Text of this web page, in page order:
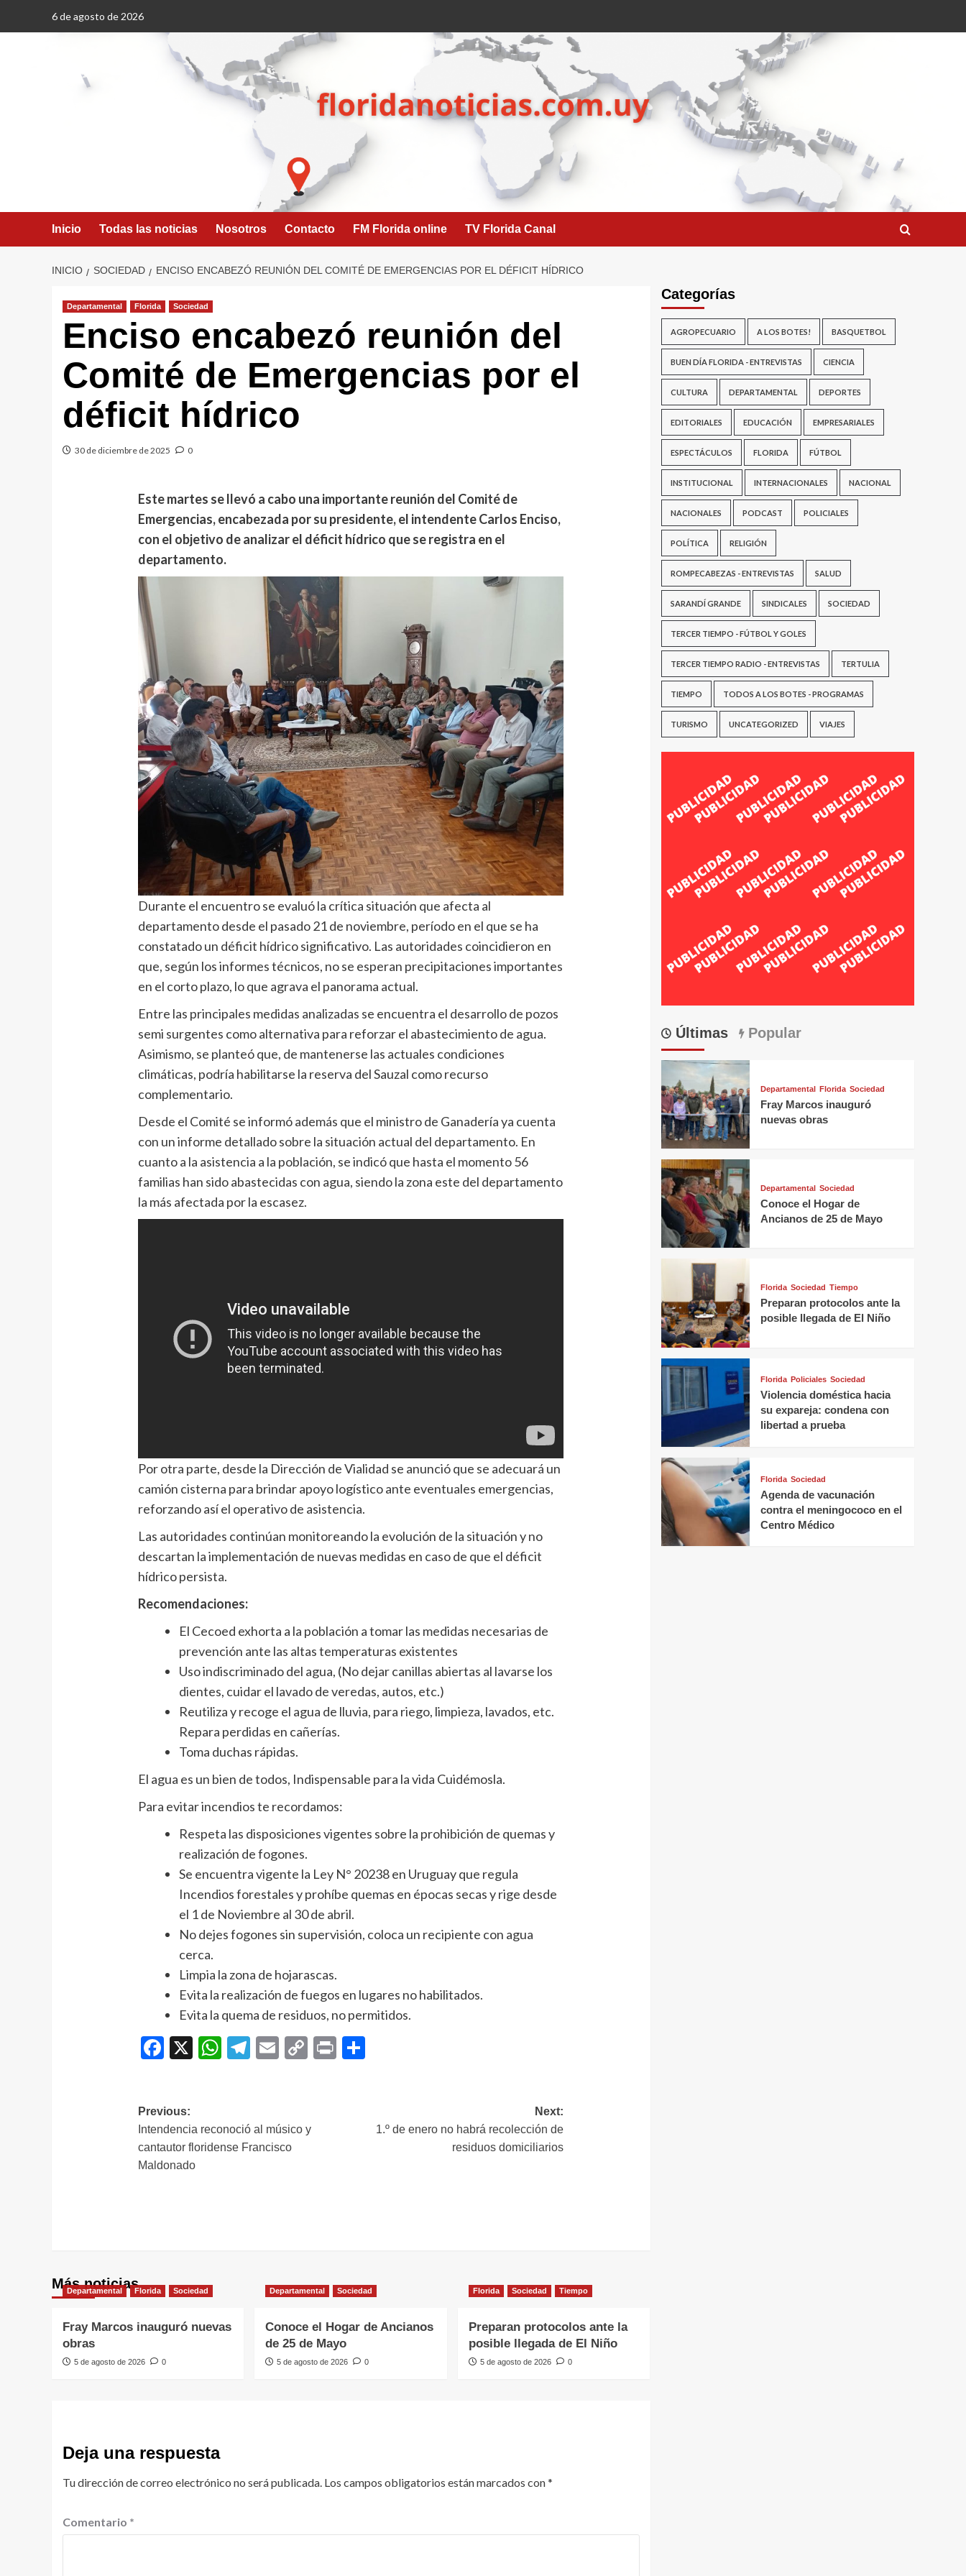
6 de agosto de 2026
Inicio Todas las noticias Nosotros Contacto FM Florida online TV Florida Canal
INICIO SOCIEDAD ENCISO ENCABEZÓ REUNIÓN DEL COMITÉ DE EMERGENCIAS POR EL DÉFICIT HÍDRICO
Departamental Florida Sociedad
Enciso encabezó reunión del
Comité de Emergencias por el
déficit hídrico
30 de diciembre de 2025 0
Este martes se llevó a cabo una importante reunión del Comité de
Emergencias, encabezada por su presidente, el intendente Carlos Enciso,
con el objetivo de analizar el déficit hídrico que se registra en el
departamento.
Durante el encuentro se evaluó la crítica situación que afecta al
departamento desde el pasado 21 de noviembre, período en el que se ha
constatado un déficit hídrico significativo. Las autoridades coincidieron en
que, según los informes técnicos, no se esperan precipitaciones importantes
en el corto plazo, lo que agrava el panorama actual.
Entre las principales medidas analizadas se encuentra el desarrollo de pozos
semi surgentes como alternativa para reforzar el abastecimiento de agua.
Asimismo, se planteó que, de mantenerse las actuales condiciones
climáticas, podría habilitarse la reserva del Sauzal como recurso
complementario.
Desde el Comité se informó además que el ministro de Ganadería ya cuenta
con un informe detallado sobre la situación actual del departamento. En
cuanto a la asistencia a la población, se indicó que hasta el momento 56
familias han sido abastecidas con agua, siendo la zona este del departamento
la más afectada por la escasez.
Por otra parte, desde la Dirección de Vialidad se anunció que se adecuará un
camión cisterna para brindar apoyo logístico ante eventuales emergencias,
reforzando así el operativo de asistencia.
Las autoridades continúan monitoreando la evolución de la situación y no
descartan la implementación de nuevas medidas en caso de que el déficit
hídrico persista.
Recomendaciones:
El Cecoed exhorta a la población a tomar las medidas necesarias de
prevención ante las altas temperaturas existentes
Uso indiscriminado del agua, (No dejar canillas abiertas al lavarse los
dientes, cuidar el lavado de veredas, autos, etc.)
Reutiliza y recoge el agua de lluvia, para riego, limpieza, lavados, etc.
Repara perdidas en cañerías.
Toma duchas rápidas.
El agua es un bien de todos, Indispensable para la vida Cuidémosla.
Para evitar incendios te recordamos:
Respeta las disposiciones vigentes sobre la prohibición de quemas y
realización de fogones.
Se encuentra vigente la Ley N° 20238 en Uruguay que regula
Incendios forestales y prohíbe quemas en épocas secas y rige desde
el 1 de Noviembre al 30 de abril.
No dejes fogones sin supervisión, coloca un recipiente con agua
cerca.
Limpia la zona de hojarascas.
Evita la realización de fuegos en lugares no habilitados.
Evita la quema de residuos, no permitidos.
Facebook
X WhatsApp
Telegram
EmailCopyPrint
Navegación
de
entradas
Previous:
Intendencia reconoció al músico y
cantautor floridense Francisco
Maldonado
Next:
1.º de enero no habrá recolección de
residuos domiciliarios
Más noticias
Departamental Florida Sociedad
Fray Marcos inauguró nuevas
obras
5 de agosto de 2026 0
Departamental Sociedad
Conoce el Hogar de Ancianos
de 25 de Mayo
5 de agosto de 2026 0
Florida Sociedad Tiempo
Preparan protocolos ante la
posible llegada de El Niño
5 de agosto de 2026 0
Deja una respuesta
Tu dirección de correo electrónico no será publicada. Los campos obligatorios están marcados con*
Comentario *
Categorías
AGROPECUARIO A LOS BOTES! BASQUETBOL
BUEN DÍA FLORIDA - ENTREVISTAS CIENCIA
CULTURA DEPARTAMENTAL DEPORTES
EDITORIALES EDUCACIÓN EMPRESARIALES
ESPECTÁCULOS FLORIDA FÚTBOL
INSTITUCIONAL INTERNACIONALES NACIONAL
NACIONALES PODCAST POLICIALES
POLÍTICA RELIGIÓN
ROMPECABEZAS - ENTREVISTAS SALUD
SARANDÍ GRANDE SINDICALES SOCIEDAD
TERCER TIEMPO - FÚTBOL Y GOLES
TERCER TIEMPO RADIO - ENTREVISTAS TERTULIA
TIEMPO TODOS A LOS BOTES - PROGRAMAS
TURISMO UNCATEGORIZED VIAJES
Últimas Popular
Departamental Florida Sociedad
Fray Marcos inauguró
nuevas obras
Departamental Sociedad
Conoce el Hogar de
Ancianos de 25 de Mayo
Florida Sociedad Tiempo
Preparan protocolos ante la
posible llegada de El Niño
Florida Policiales Sociedad
Violencia doméstica hacia
su expareja: condena con
libertad a prueba
Florida Sociedad
Agenda de vacunación
contra el meningococo en el
Centro Médico